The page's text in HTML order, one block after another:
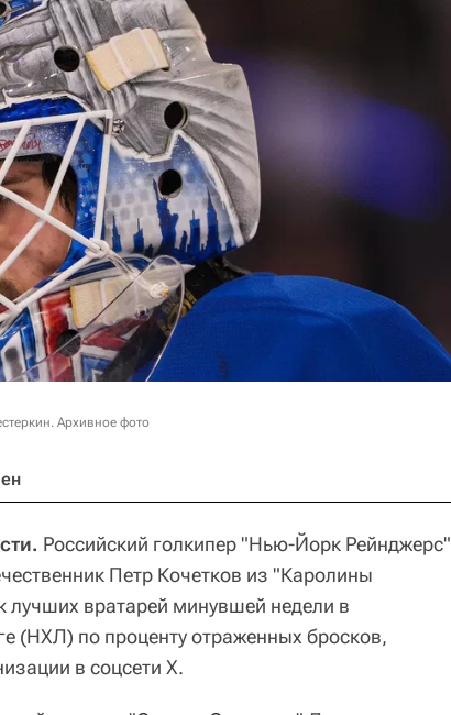
Архивное фото
Российский голкипер "Нью-Йорк Рейнджерс"
Петр Кочетков из "Каролины
лучших вратарей минувшей недели в
(НХЛ) по проценту отраженных бросков,
в соцсети Х.